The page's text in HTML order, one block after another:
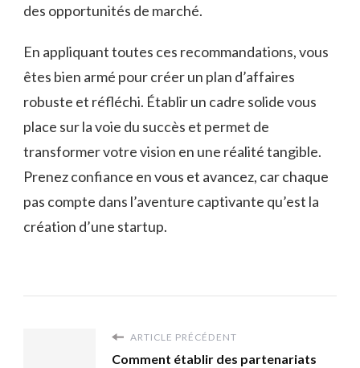
des opportunités de marché.
En appliquant toutes ces recommandations, vous
êtes bien armé pour créer un plan d’affaires
robuste et réfléchi. Établir un cadre solide vous
place sur la voie du succès et permet de
transformer votre vision en une réalité tangible.
Prenez confiance en vous et avancez, car chaque
pas compte dans l’aventure captivante qu’est la
création d’une startup.
ARTICLE PRÉCÉDENT
Comment établir des partenariats